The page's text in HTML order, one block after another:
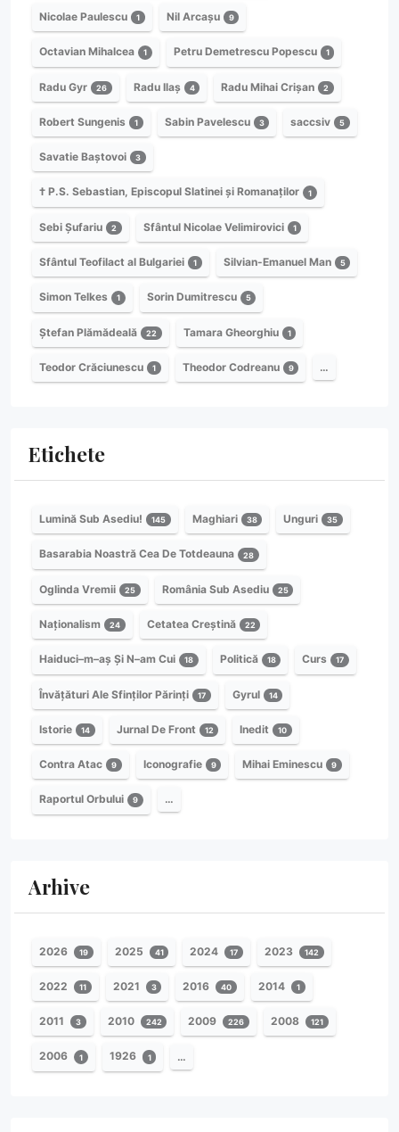
Nicolae Paulescu 1 Nil Arcașu 9
Octavian Mihalcea 1 Petru Demetrescu Popescu 1
Radu Gyr 26 Radu Ilaș 4 Radu Mihai Crișan 2
Robert Sungenis 1 Sabin Pavelescu 3 saccsiv 5
Savatie Baștovoi 3
† P.S. Sebastian, Episcopul Slatinei și Romanaților 1
Sebi Șufariu 2 Sfântul Nicolae Velimirovici 1
Sfântul Teofilact al Bulgariei 1 Silvian-Emanuel Man 5
Simon Telkes 1 Sorin Dumitrescu 5
Ștefan Plămădeală 22 Tamara Gheorghiu 1
Teodor Crăciunescu 1 Theodor Codreanu 9 …
Etichete
Lumină Sub Asediu! 145 Maghiari 38 Unguri 35
Basarabia Noastră Cea De Totdeauna 28
Oglinda Vremii 25 România Sub Asediu 25
Naționalism 24 Cetatea Creștină 22
Haiduci–m–aș Și N–am Cui 18 Politică 18 Curs 17
Învățături Ale Sfinților Părinți 17 Gyrul 14
Istorie 14 Jurnal De Front 12 Inedit 10
Contra Atac 9 Iconografie 9 Mihai Eminescu 9
Raportul Orbului 9 …
Arhive
2026 19 2025 41 2024 17 2023 142
2022 11 2021 3 2016 40 2014 1
2011 3 2010 242 2009 226 2008 121
2006 1 1926 1 …